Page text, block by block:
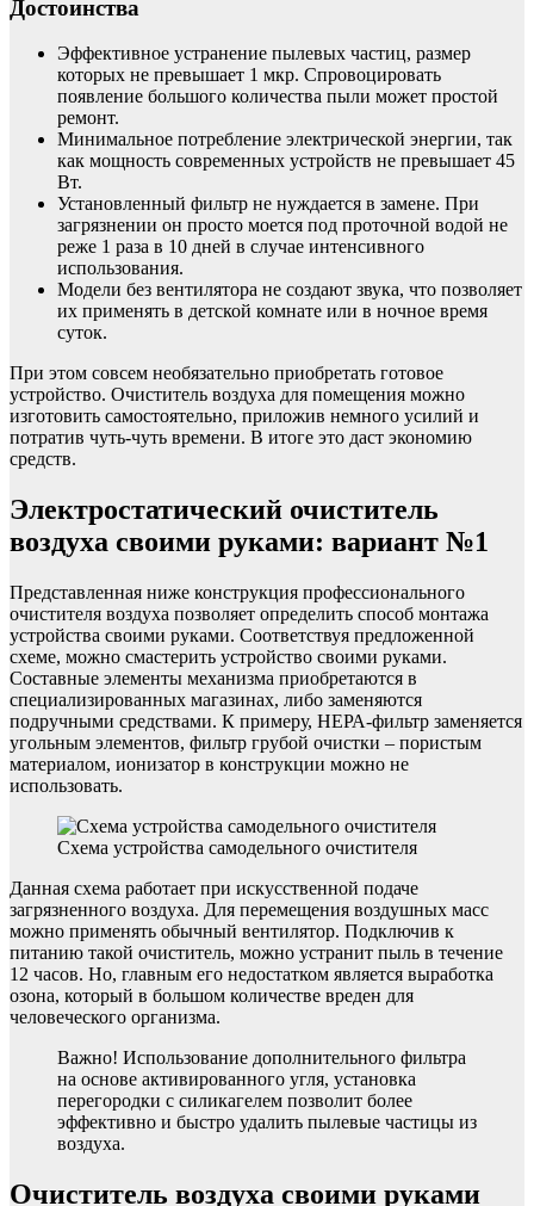
Достоинства
Эффективное устранение пылевых частиц, размер
которых не превышает 1 мкр. Спровоцировать
появление большого количества пыли может простой
ремонт.
Минимальное потребление электрической энергии, так
как мощность современных устройств не превышает 45
Вт.
Установленный фильтр не нуждается в замене. При
загрязнении он просто моется под проточной водой не
реже 1 раза в 10 дней в случае интенсивного
использования.
Модели без вентилятора не создают звука, что позволяет
их применять в детской комнате или в ночное время
суток.
При этом совсем необязательно приобретать готовое
устройство. Очиститель воздуха для помещения можно
изготовить самостоятельно, приложив немного усилий и
потратив чуть-чуть времени. В итоге это даст экономию
средств.
Электростатический очиститель
воздуха своими руками: вариант №1
Представленная ниже конструкция профессионального
очистителя воздуха позволяет определить способ монтажа
устройства своими руками. Соответствуя предложенной
схеме, можно смастерить устройство своими руками.
Составные элементы механизма приобретаются в
специализированных магазинах, либо заменяются
подручными средствами. К примеру, НЕРА-фильтр заменяется
угольным элементов, фильтр грубой очистки – пористым
материалом, ионизатор в конструкции можно не
использовать.
Схема устройства самодельного очистителя
Данная схема работает при искусственной подаче
загрязненного воздуха. Для перемещения воздушных масс
можно применять обычный вентилятор. Подключив к
питанию такой очиститель, можно устранит пыль в течение
12 часов. Но, главным его недостатком является выработка
озона, который в большом количестве вреден для
человеческого организма.
Важно! Использование дополнительного фильтра
на основе активированного угля, установка
перегородки с силикагелем позволит более
эффективно и быстро удалить пылевые частицы из
воздуха.
Очиститель воздуха своими руками